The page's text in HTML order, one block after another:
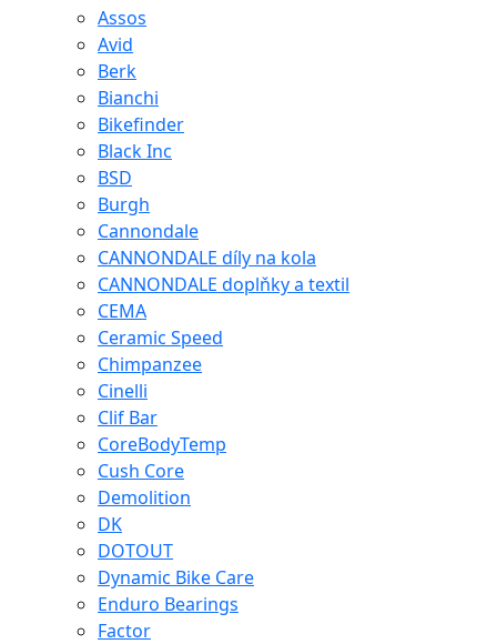
Assos
Avid
Berk
Bianchi
Bikefinder
Black Inc
BSD
Burgh
Cannondale
CANNONDALE díly na kola
CANNONDALE doplňky a textil
CEMA
Ceramic Speed
Chimpanzee
Cinelli
Clif Bar
CoreBodyTemp
Cush Core
Demolition
DK
DOTOUT
Dynamic Bike Care
Enduro Bearings
Factor